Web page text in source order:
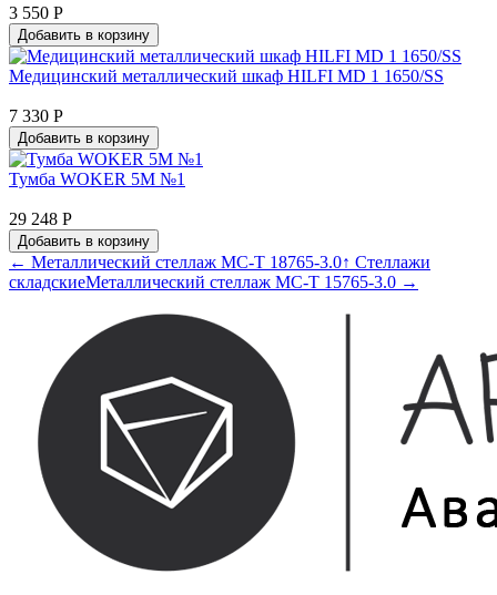
3 550 Р
Добавить в корзину
Медицинский металлический шкаф HILFI MD 1 1650/SS
7 330 Р
Добавить в корзину
Тумба WOKER 5M №1
29 248 Р
Добавить в корзину
← Металлический стеллаж МС-Т 18765-3.0↑ Стеллажи
складскиеМеталлический стеллаж МС-Т 15765-3.0 →